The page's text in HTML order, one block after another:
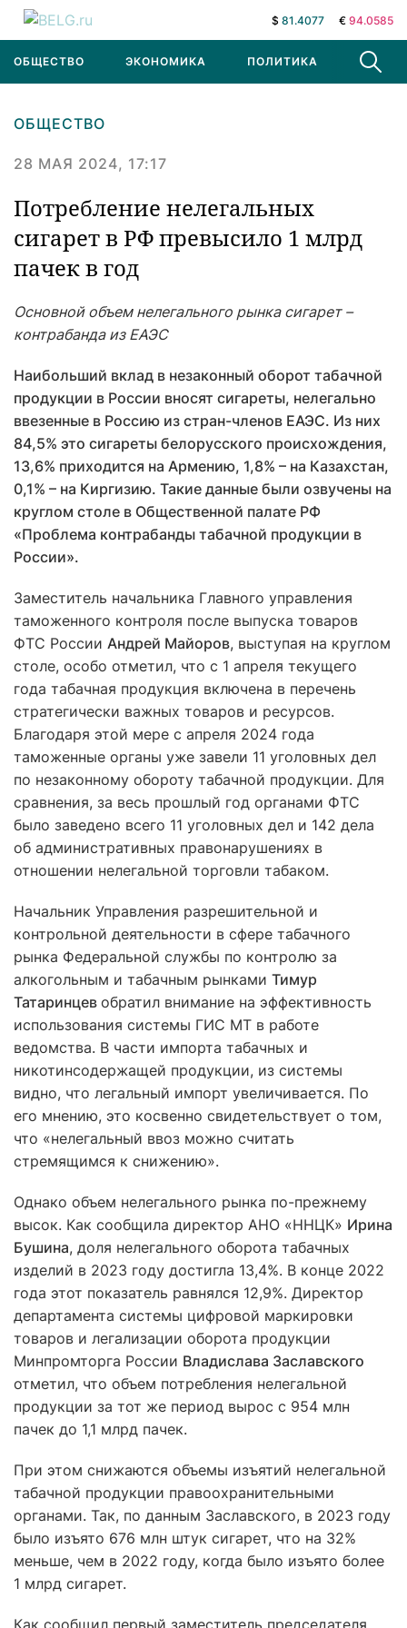
$ 81.4077 € 94.0585
ОБЩЕСТВО ЭКОНОМИКА ПОЛИТИКА В МИРЕ
ОБЩЕСТВО
28 МАЯ 2024, 17:17
Потребление нелегальных
сигарет в РФ превысило 1 млрд
пачек в год
Основной объем нелегального рынка сигарет –
контрабанда из ЕАЭС
Наибольший вклад в незаконный оборот табачной
продукции в России вносят сигареты, нелегально
ввезенные в Россию из стран-членов ЕАЭС. Из них
84,5% это сигареты белорусского происхождения,
13,6% приходится на Армению, 1,8% – на Казахстан,
0,1% – на Киргизию. Такие данные были озвучены на
круглом столе в Общественной палате РФ
«Проблема контрабанды табачной продукции в
России».
Заместитель начальника Главного управления
таможенного контроля после выпуска товаров
ФТС России Андрей Майоров, выступая на круглом
столе, особо отметил, что с 1 апреля текущего
года табачная продукция включена в перечень
стратегически важных товаров и ресурсов.
Благодаря этой мере с апреля 2024 года
таможенные органы уже завели 11 уголовных дел
по незаконному обороту табачной продукции. Для
сравнения, за весь прошлый год органами ФТС
было заведено всего 11 уголовных дел и 142 дела
об административных правонарушениях в
отношении нелегальной торговли табаком.
Начальник Управления разрешительной и
контрольной деятельности в сфере табачного
рынка Федеральной службы по контролю за
алкогольным и табачным рынками Тимур
Татаринцев обратил внимание на эффективность
использования системы ГИС МТ в работе
ведомства. В части импорта табачных и
никотинсодержащей продукции, из системы
видно, что легальный импорт увеличивается. По
его мнению, это косвенно свидетельствует о том,
что «нелегальный ввоз можно считать
стремящимся к снижению».
Однако объем нелегального рынка по-прежнему
высок. Как сообщила директор АНО «ННЦК» Ирина
Бушина, доля нелегального оборота табачных
изделий в 2023 году достигла 13,4%. В конце 2022
года этот показатель равнялся 12,9%. Директор
департамента системы цифровой маркировки
товаров и легализации оборота продукции
Минпромторга России Владислава Заславского
отметил, что объем потребления нелегальной
продукции за тот же период вырос с 954 млн
пачек до 1,1 млрд пачек.
При этом снижаются объемы изъятий нелегальной
табачной продукции правоохранительными
органами. Так, по данным Заславского, в 2023 году
было изъято 676 млн штук сигарет, что на 32%
меньше, чем в 2022 году, когда было изъято более
1 млрд сигарет.
Как сообщил первый заместитель председателя